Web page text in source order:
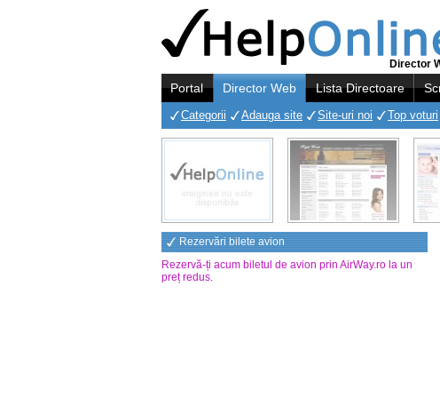
Director
Portal Director Web Lista Directoare
Categorii Adauga site Site-uri noi Top voturi
Rezervări bilete avion
Rezervă-ți acum biletul de avion prin AirWay.ro la un
preț redus.